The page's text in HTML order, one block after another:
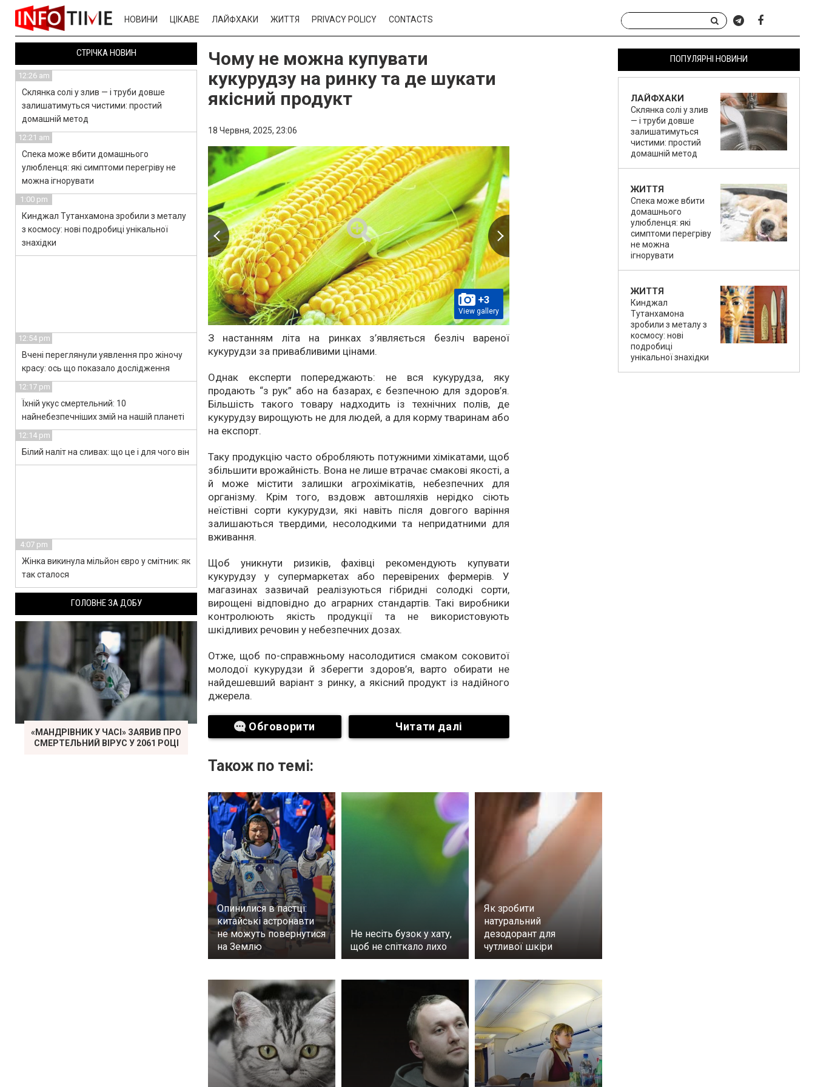
НОВИНИ ЦІКАВЕ ЛАЙФХАКИ ЖИТТЯ PRIVACY POLICY CONTACTS
Чому не можна купувати
кукурудзу на ринку та де шукати
якісний продукт
18 Червня, 2025, 23:06
+3
View gallery
З настанням літа на ринках з’являється безліч вареної
кукурудзи за привабливими цінами.
Однак експерти попереджають: не вся кукурудза, яку
продають “з рук” або на базарах, є безпечною для здоров’я.
Більшість такого товару надходить із технічних полів, де
кукурудзу вирощують не для людей, а для корму тваринам або
на експорт.
Таку продукцію часто обробляють потужними хімікатами, щоб
збільшити врожайність. Вона не лише втрачає смакові якості, а
й може містити залишки агрохімікатів, небезпечних для
організму. Крім того, вздовж автошляхів нерідко сіють
неїстівні сорти кукурудзи, які навіть після довгого варіння
залишаються твердими, несолодкими та непридатними для
вживання.
Щоб уникнути ризиків, фахівці рекомендують купувати
кукурудзу у супермаркетах або перевірених фермерів. У
магазинах зазвичай реалізуються гібридні солодкі сорти,
вирощені відповідно до аграрних стандартів. Такі виробники
контролюють якість продукції та не використовують
шкідливих речовин у небезпечних дозах.
Отже, щоб по-справжньому насолодитися смаком соковитої
молодої кукурудзи й зберегти здоров’я, варто обирати не
найдешевший варіант з ринку, а якісний продукт із надійного
джерела.
Обговорити Читати далі
Також по темі:
Опинилися в пастці:
китайські астронавти
не можуть повернутися
на Землю
Не несіть бузок у хату,
щоб не спіткало лихо
Як зробити
натуральний
дезодорант для
чутливої шкіри
ПОПУЛЯРНІ НОВИНИ
ЛАЙФХАКИ
Склянка солі у злив
— і труби довше
залишатимуться
чистими: простий
домашній метод
ЖИТТЯ
Спека може вбити
домашнього
улюбленця: які
симптоми перегріву
не можна
ігнорувати
ЖИТТЯ
Кинджал
Тутанхамона
зробили з металу з
космосу: нові
подробиці
унікальної знахідки
СТРІЧКА НОВИН
12:26 am
Склянка солі у злив — і труби довше
залишатимуться чистими: простий
домашній метод
12:21 am
Спека може вбити домашнього
улюбленця: які симптоми перегріву не
можна ігнорувати
1:00 pm
Кинджал Тутанхамона зробили з металу
з космосу: нові подробиці унікальної
знахідки
12:54 pm
Вчені переглянули уявлення про жіночу
красу: ось що показало дослідження
12:17 pm
Їхній укус смертельний: 10
найнебезпечніших змій на нашій планеті
12:14 pm
Білий наліт на сливах: що це і для чого він
4:07 pm
Жінка викинула мільйон євро у смітник: як
так сталося
ГОЛОВНЕ ЗА ДОБУ
«МАНДРІВНИК У ЧАСІ» ЗАЯВИВ ПРО
СМЕРТЕЛЬНИЙ ВІРУС У 2061 РОЦІ